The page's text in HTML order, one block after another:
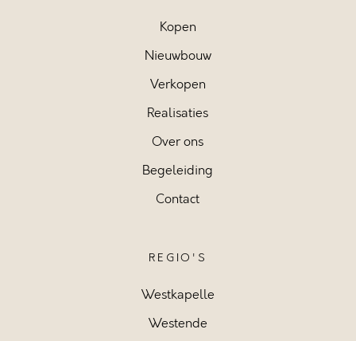
Kopen
Nieuwbouw
Verkopen
Realisaties
Over ons
Begeleiding
Contact
REGIO'S
Westkapelle
Westende